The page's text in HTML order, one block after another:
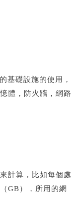
基礎設施的使用，
體，防火牆，網路
計算，比如每個處
GB），所用的網